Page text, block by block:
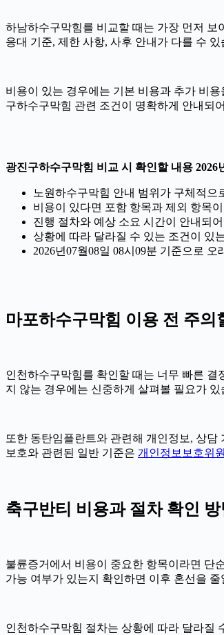
하남하수구막힘를 비교할 때는 가장 먼저 보
응대 기준, 제한 사항, 사후 안내가 다를 수
비용이 있는 경우에는 기본 비용과 추가 비
구하수구막힘 관련 조건이 명확하게 안내되
광진구하수구막힘 비교 시 확인할 내용 2026
노원하수구막힘 안내 범위가 구체적으
비용이 있다면 포함 항목과 제외 항목
진행 절차와 예상 소요 시간이 안내되어
상황에 따라 달라질 수 있는 조건이 있
2026년07월08일 08시09분 기준으로 오
마포하수구막힘 이용 전 주의
인천하수구막힘를 확인할 때는 너무 빠른 결
지 않는 경우에는 신중하게 살펴볼 필요가
또한 동탄임플란트와 관련해 개인정보, 상담
보호와 관련된 일반 기준은 개인정보보호위
축구반티 비용과 절차 확인 방
불륜증거에서 비용이 중요한 항목이라면 단
가능 여부가 있는지 확인하면 이후 혼선을
인천하수구막힘 절차는 상황에 따라 달라질